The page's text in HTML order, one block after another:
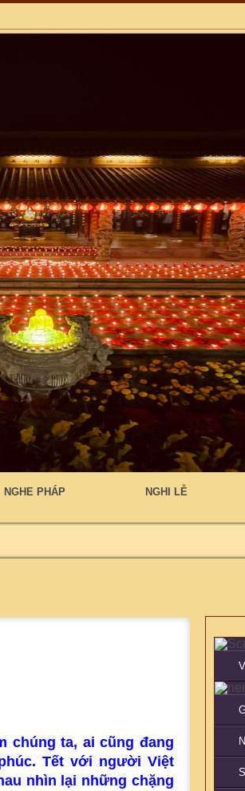
NGHE PHÁP NGHI LỄ
chúng ta, ai cũng đang
Tết với người Việt
nhìn lại những chặng